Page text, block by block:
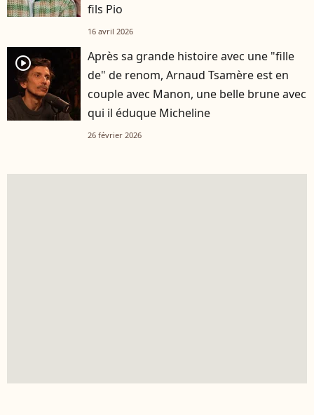
fils Pio
16 avril 2026
player2
Après sa grande histoire avec une "fille
de" de renom, Arnaud Tsamère est en
couple avec Manon, une belle brune avec
qui il éduque Micheline
26 février 2026